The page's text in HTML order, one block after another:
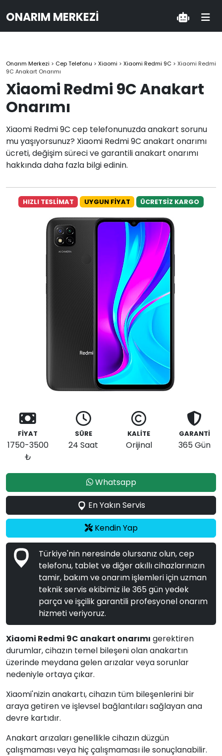
ONARIM MERKEZI
Onarım Merkezi > Cep Telefonu > Xiaomi > Xiaomi Redmi 9C > Xiaomi Redmi
9C Anakart Onarımı
Xiaomi Redmi 9C Anakart
Onarımı
Xiaomi Redmi 9C cep telefonunuzda anakart sorunu
mu yaşıyorsunuz? Xiaomi Redmi 9C anakart onarımı
ücreti, değişim süreci ve garantili anakart onarımı
hakkında daha fazla bilgi edinin.
HIZLI TESLİMAT UYGUN FİYAT ÜCRETSİZ KARGO
FİYAT
1750-3500
₺
SÜRE
24 Saat
KALİTE
Orijinal
GARANTİ
365 Gün
Whatsapp
En Yakın Servis
Kendin Yap
Türkiye'nin neresinde olursanız olun, cep
telefonu, tablet ve diğer akıllı cihazlarınızın
tamir, bakım ve onarım işlemleri için uzman
teknik servis ekibimiz ile 365 gün yedek
parça ve işçilik garantili profesyonel onarım
hizmeti veriyoruz.
Xiaomi Redmi 9C anakart onarımı gerektiren
durumlar, cihazın temel bileşeni olan anakartın
üzerinde meydana gelen arızalar veya sorunlar
nedeniyle ortaya çıkar.
Xiaomi'nizin anakartı, cihazın tüm bileşenlerini bir
araya getiren ve işlevsel bağlantıları sağlayan ana
devre kartıdır.
Anakart arızaları genellikle cihazın düzgün
çalışmaması veya hiç çalışmaması ile sonuçlanabilir.